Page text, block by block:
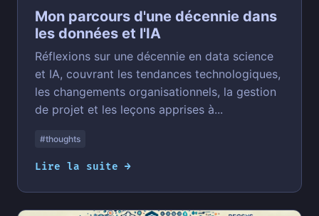
Mon parcours d'une décennie dans
les données et l'IA
Réflexions sur une décennie en data science
et IA, couvrant les tendances technologiques,
les changements organisationnels, la gestion
de projet et les leçons apprises à...
#thoughts
Lire la suite →